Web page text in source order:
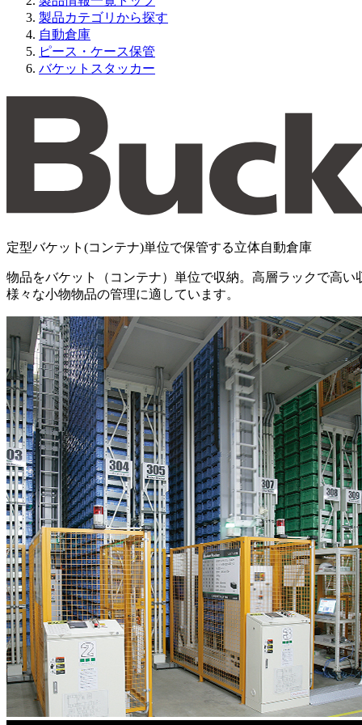
製品カテゴリから探す
自動倉庫
ピース・ケース保管
バケットスタッカー
定型バケット(コンテナ)単位で保管する立体自動倉庫
物品をバケット（コンテナ）単位で収納。高層ラックで高
様々な小物物品の管理に適しています。